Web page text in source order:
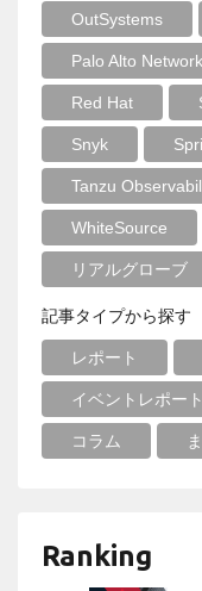
OutSystems
Palo Alto
Red Hat
Snyk
Tanzu
WhiteSource
リアルグローブ
記事タイプから探す
レポート
イベントレポート
コラム
Ranking